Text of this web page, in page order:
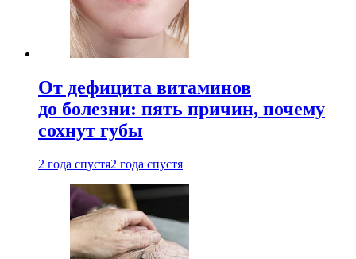
От дефицита витаминов
до болезни: пять причин, почему
сохнут губы
2 года спустя2 года спустя